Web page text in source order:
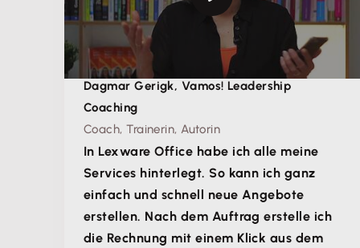
Dagmar Gerigk, Vamos! Leadership
Coaching
Coach, Trainerin, Autorin
In Lexware Office habe ich alle meine
Services hinterlegt. So kann ich ganz
einfach und schnell neue Angebote
erstellen. Nach dem Auftrag erstelle ich
die Rechnung mit einem Klick aus dem